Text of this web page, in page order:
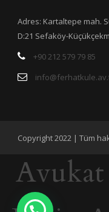
Adres: Kartaltepe mah.
D:21 Sefaköy-
+90 212 579 79 85
Copyright 2022 | Tüm